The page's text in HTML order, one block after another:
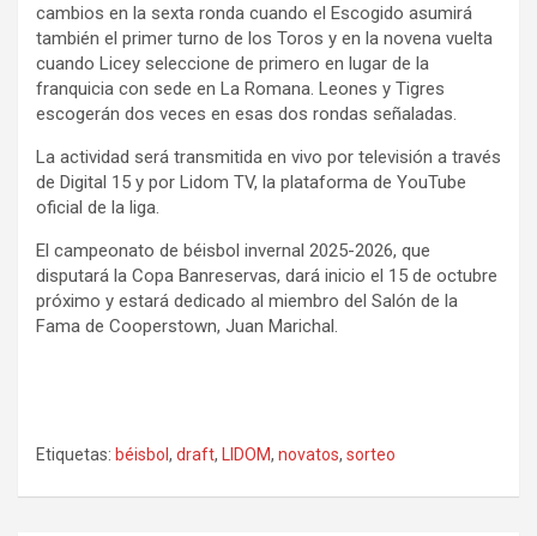
cambios en la sexta ronda cuando el Escogido asumirá
también el primer turno de los Toros y en la novena vuelta
cuando Licey seleccione de primero en lugar de la
franquicia con sede en La Romana. Leones y Tigres
escogerán dos veces en esas dos rondas señaladas.
La actividad será transmitida en vivo por televisión a través
de Digital 15 y por Lidom TV, la plataforma de YouTube
oficial de la liga.
El campeonato de béisbol invernal 2025-2026, que
disputará la Copa Banreservas, dará inicio el 15 de octubre
próximo y estará dedicado al miembro del Salón de la
Fama de Cooperstown, Juan Marichal.
Etiquetas: béisbol , draft, LIDOM, novatos, sorteo